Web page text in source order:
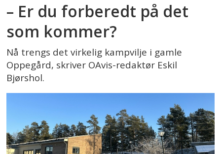
– Er du forberedt på det
som kommer?
Nå trengs det virkelig kampvilje i gamle
Oppegård, skriver OAvis-redaktør Eskil
Bjørshol.